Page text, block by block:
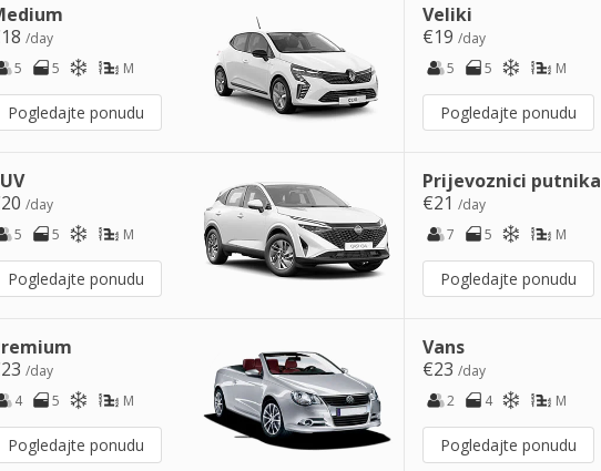
/day
5
5 M
Pogledajte ponudu
Veliki
€19 /day
5
5 M
Pogledajte ponudu
/day
5
5 M
Pogledajte ponudu
Prijevoznici putnika
€21 /day
7
5 M
Pogledajte ponudu
/day
4
5 M
Pogledajte ponudu
Vans
€23 /day
2
4 M
Pogledajte ponudu